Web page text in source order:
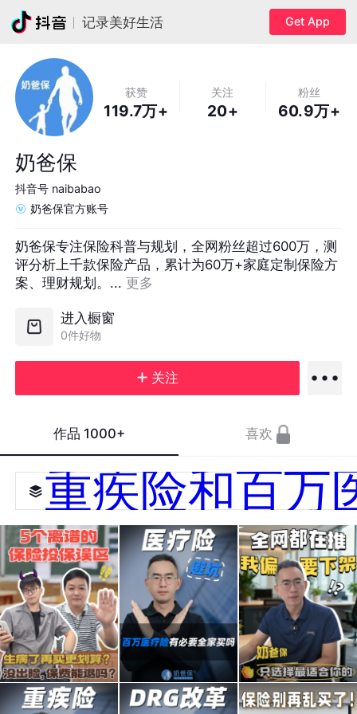
记录美好生活 Get App
获赞
119.7万+
关注
20+
粉丝
60.9万+
奶爸保
抖音号 naibabao
奶爸保官方账号
奶爸保专注保险科普与规划，全网粉丝超过600万，测
评分析上千款保险产品，累计为60万+家庭定制保险方
案、理财规划。... 更多
进入橱窗
0件好物
关注
作品 1000+ 喜欢
重疾险和百万